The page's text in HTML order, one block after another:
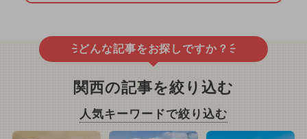
どんな記事をお探しですか？
関西の記事を絞り込む
人気キーワードで絞り込む